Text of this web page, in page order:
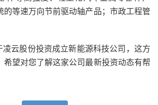
的等速万向节前驱动轴产品；市政工程管
凌云股份投资成立新能源科技公司，这方
希望对您了解这家公司最新投资动态有帮